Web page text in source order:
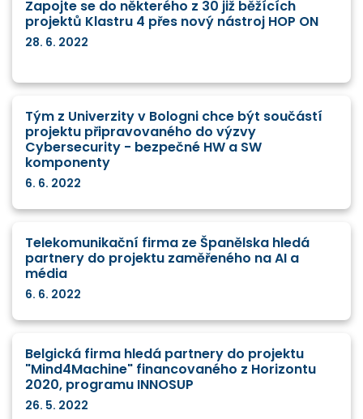
Zapojte se do některého z 30 již běžících
projektů Klastru 4 přes nový nástroj HOP ON
28. 6. 2022
Tým z Univerzity v Bologni chce být součástí
projektu připravovaného do výzvy
Cybersecurity - bezpečné HW a SW
komponenty
6. 6. 2022
Telekomunikační firma ze Španělska hledá
partnery do projektu zaměřeného na AI a
média
6. 6. 2022
Belgická firma hledá partnery do projektu
"Mind4Machine" financovaného z Horizontu
2020, programu INNOSUP
26. 5. 2022